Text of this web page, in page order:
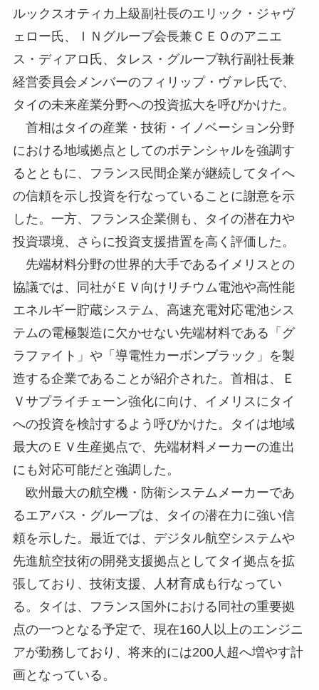
ルックスオティカ上級副社長のエリック・ジャヴ
ェロー氏、ＩＮグループ会長兼ＣＥＯのアニエ
ス・ディアロ氏、タレス・グループ執行副社長兼
経営委員会メンバーのフィリップ・ヴァレ氏で、
タイの未来産業分野への投資拡大を呼びかけた。
首相はタイの産業・技術・イノベーション分野
における地域拠点としてのポテンシャルを強調す
るとともに、フランス民間企業が継続してタイへ
の信頼を示し投資を行なっていることに謝意を示
した。一方、フランス企業側も、タイの潜在力や
投資環境、さらに投資支援措置を高く評価した。
先端材料分野の世界的大手であるイメリスとの
協議では、同社がＥＶ向けリチウム電池や高性能
エネルギー貯蔵システム、高速充電対応電池シス
テムの電極製造に欠かせない先端材料である「グ
ラファイト」や「導電性カーボンブラック」を製
造する企業であることが紹介された。首相は、Ｅ
Ｖサプライチェーン強化に向け、イメリスにタイ
への投資を検討するよう呼びかけた。タイは地域
最大のＥＶ生産拠点で、先端材料メーカーの進出
にも対応可能だと強調した。
欧州最大の航空機・防衛システムメーカーであ
るエアバス・グループは、タイの潜在力に強い信
頼を示した。最近では、デジタル航空システムや
先進航空技術の開発支援拠点としてタイ拠点を拡
張しており、技術支援、人材育成も行なってい
る。タイは、フランス国外における同社の重要拠
点の一つとなる予定で、現在160人以上のエンジニ
アが勤務しており、将来的には200人超へ増やす計
画となっている。